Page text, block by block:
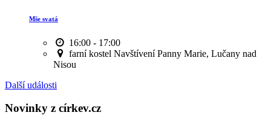
Mše svatá
16:00 - 17:00
farní kostel Navštívení Panny Marie, Lučany nad
Nisou
Další události
Novinky z církev.cz